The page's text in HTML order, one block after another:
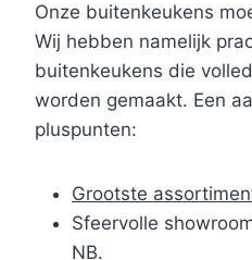
Onze buitenkeukens
Wij hebben namelijk
buitenkeukens die
worden gemaakt. Een
pluspunten:
Grootste
Sfeervolle
NB.